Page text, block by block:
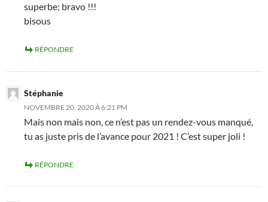
superbe; bravo !!!
bisous
RÉPONDRE
Stéphanie
NOVEMBRE 20, 2020 À 6:21 PM
Mais non mais non, ce n’est pas un rendez-vous manqué,
tu as juste pris de l’avance pour 2021 ! C’est super joli !
RÉPONDRE